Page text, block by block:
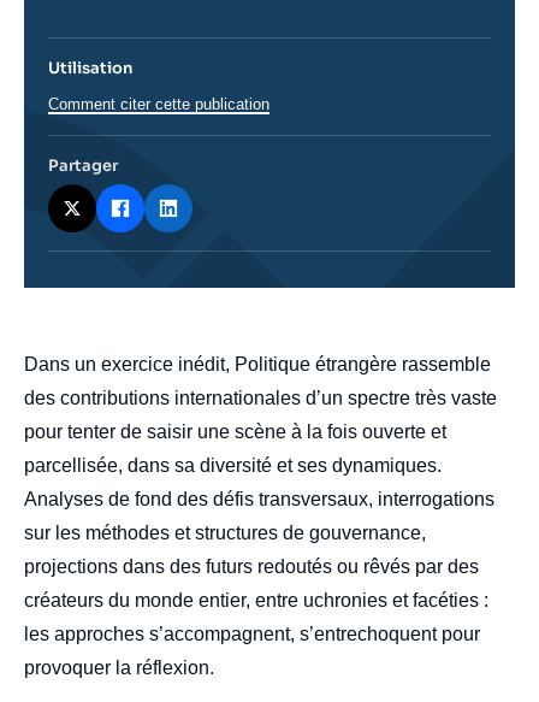
body
Dans un exercice inédit, Politique étrangère rassemble
des contributions internationales d’un spectre très vaste
pour tenter de saisir une scène à la fois ouverte et
parcellisée, dans sa diversité et ses dynamiques.
Analyses de fond des défis transversaux, interrogations
sur les méthodes et structures de gouvernance,
projections dans des futurs redoutés ou rêvés par des
créateurs du monde entier, entre uchronies et facéties :
les approches s’accompagnent, s’entrechoquent pour
provoquer la réflexion.
Utilisation
Comment citer cette publication
Partager